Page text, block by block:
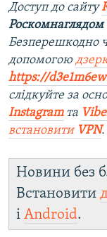
Доступ до сайту
Роскомнаглядом
Безперешкодно
допомогою
https://
слідкуйте за
Instagramта
встановити VPN.
Новини без
Встановити
і Android.